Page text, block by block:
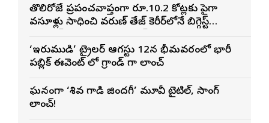
తొలిరోజే ప్రపంచవ్యాప్తంగా రూ.10.2 కోట్లకు పైగా
వసూళ్లు సాధించి వరుణ్ తేజ్ కెరీర్‌లోనే బిగ్గెస్ట్
‘ఇరుముడి’ ట్రైలర్ ఆగస్టు 12న భీమవరంలో భారీ
పబ్లిక్ ఈవెంట్ లో గ్రాండ్ గా లాంచ్
ఘనంగా ‘శివ గాడి జింద‌గీ’ మూవీ టైటిల్, సాంగ్
లాంచ్!